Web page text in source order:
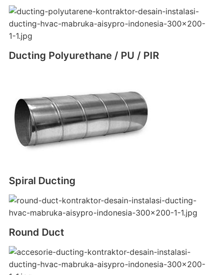
Ducting Polyurethane / PU / PIR
Spiral Ducting
Round Duct